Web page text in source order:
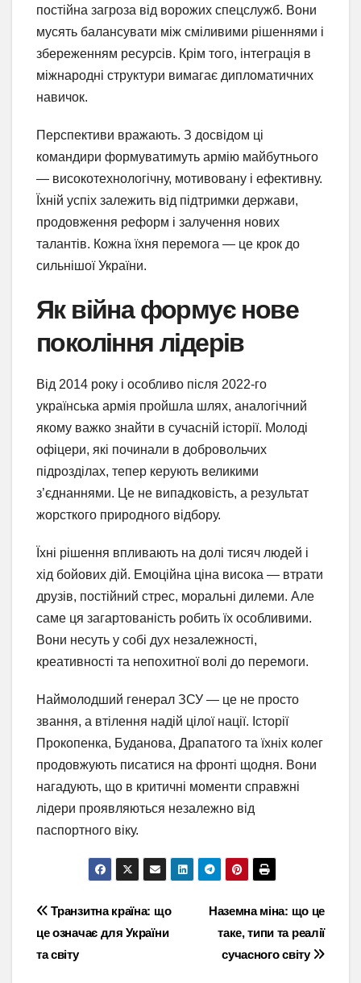
постійна загроза від ворожих спецслужб. Вони
мусять балансувати між сміливими рішеннями і
збереженням ресурсів. Крім того, інтеграція в
міжнародні структури вимагає дипломатичних
навичок.
Перспективи вражають. З досвідом ці
командири формуватимуть армію майбутнього
— високотехнологічну, мотивовану і ефективну.
Їхній успіх залежить від підтримки держави,
продовження реформ і залучення нових
талантів. Кожна їхня перемога — це крок до
сильнішої України.
Як війна формує нове
покоління лідерів
Від 2014 року і особливо після 2022-го
українська армія пройшла шлях, аналогічний
якому важко знайти в сучасній історії. Молоді
офіцери, які починали в добровольчих
підрозділах, тепер керують великими
з’єднаннями. Це не випадковість, а результат
жорсткого природного відбору.
Їхні рішення впливають на долі тисяч людей і
хід бойових дій. Емоційна ціна висока — втрати
друзів, постійний стрес, моральні дилеми. Але
саме ця загартованість робить їх особливими.
Вони несуть у собі дух незалежності,
креативності та непохитної волі до перемоги.
Наймолодший генерал ЗСУ — це не просто
звання, а втілення надій цілої нації. Історії
Прокопенка, Буданова, Драпатого та їхніх колег
продовжують писатися на фронті щодня. Вони
нагадують, що в критичні моменти справжні
лідери проявляються незалежно від
паспортного віку.
Навігація
записів
Наземна міна: що це
таке, типи та реалії
сучасного світу
Транзитна країна: що
це означає для України
та світу